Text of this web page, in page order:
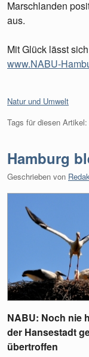
Marschlanden
aus.
Mit Glück lässt
www.NABU-
Kategorien:
Natur und Umwelt
Tags für diesen Artikel:
Hamburg
Geschrieben von
NABU: Noch nie
der Hansestadt
übertroffen